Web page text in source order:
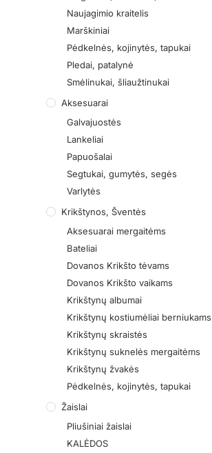
Naujagimio kraitelis
Marškiniai
Pėdkelnės, kojinytės, tapukai
Pledai, patalynė
Smėlinukai, šliaužtinukai
Aksesuarai
Galvajuostės
Lankeliai
Papuošalai
Segtukai, gumytės, segės
Varlytės
Krikštynos, Šventės
Aksesuarai mergaitėms
Bateliai
Dovanos Krikšto tėvams
Dovanos Krikšto vaikams
Krikštynų albumai
Krikštynų kostiumėliai berniukams
Krikštynų skraistės
Krikštynų suknelės mergaitėms
Krikštynų žvakės
Pėdkelnės, kojinytės, tapukai
Žaislai
Pliušiniai žaislai
KALĖDOS